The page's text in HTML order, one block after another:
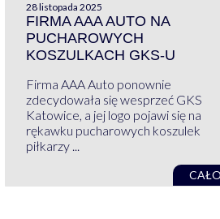
28 listopada 2025
FIRMA AAA AUTO NA
PUCHAROWYCH
KOSZULKACH GKS-U
Firma AAA Auto ponownie
zdecydowała się wesprzeć GKS
Katowice, a jej logo pojawi się na
rękawku pucharowych koszulek
piłkarzy ...